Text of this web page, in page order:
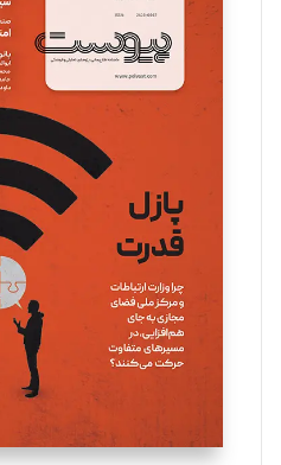
تحریریه
مینا پاکدل
یسنا امان‌پور
تحریریه
ملینا جعفری
تحریریه
مصطفی مسجدی آرانی